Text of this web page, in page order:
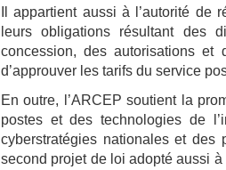
Il appartient aussi à l’autorité
leurs obligations résultant des
concession, des autorisations et
d’approuver les tarifs du service
En outre, l’ARCEP soutient la
postes et des technologies de
cyberstratégies nationales et des
second projet de loi adopté aussi